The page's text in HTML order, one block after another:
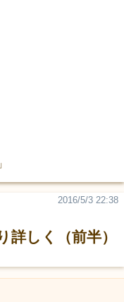
詳しく（前半）
2016/5/3 22:38